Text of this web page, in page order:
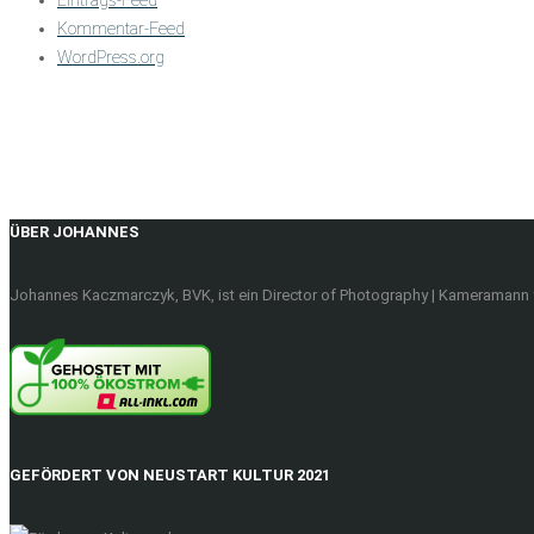
Kommentar-Feed
WordPress.org
ÜBER JOHANNES
Johannes Kaczmarczyk, BVK, ist ein Director of Photography |
GEFÖRDERT VON NEUSTART KULTUR 2021